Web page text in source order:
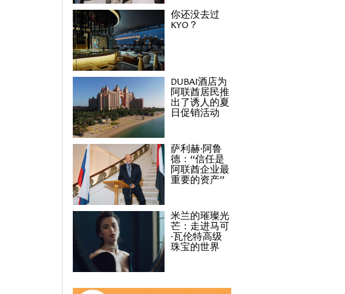
你还没去过
KYO？
DUBAI酒店为
阿联酋居民推
出了诱人的夏
日促销活动
萨利赫·阿鲁
德：“信任是
阿联酋企业最
重要的资产”
米兰的璀璨光
芒：走进马可
·瓦伦特高级
珠宝的世界